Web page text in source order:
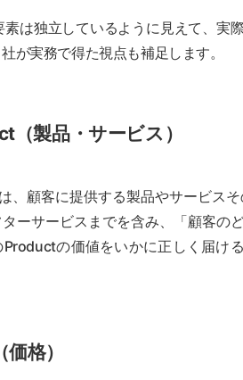
素は独立しているように見えて、実
が実務で得た視点も補足します。
（製品・サービス）
、顧客に提供する製品やサービス
ーサービスまでを含み、「顧客の
Productの価値をいかに正しく届け
格）